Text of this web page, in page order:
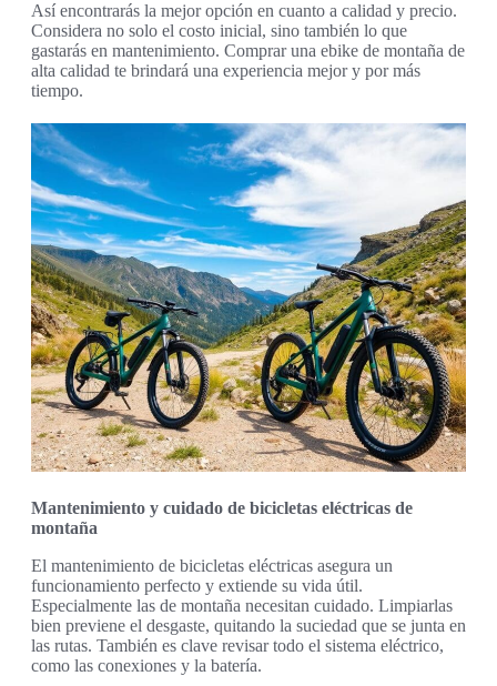
Así encontrarás la mejor opción en cuanto a calidad y precio.
Considera no solo el costo inicial, sino también lo que
gastarás en mantenimiento. Comprar una ebike de montaña de
alta calidad te brindará una experiencia mejor y por más
tiempo.
Mantenimiento y cuidado de bicicletas eléctricas de
montaña
El mantenimiento de bicicletas eléctricas asegura un
funcionamiento perfecto y extiende su vida útil.
Especialmente las de montaña necesitan cuidado. Limpiarlas
bien previene el desgaste, quitando la suciedad que se junta en
las rutas. También es clave revisar todo el sistema eléctrico,
como las conexiones y la batería.